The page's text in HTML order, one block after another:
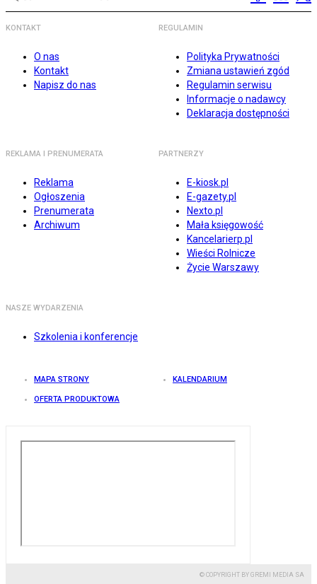
KONTAKT
O nas
Kontakt
Napisz do nas
REGULAMIN
Polityka Prywatności
Zmiana ustawień zgód
Regulamin serwisu
Informacje o nadawcy
Deklaracja dostępności
REKLAMA I PRENUMERATA
Reklama
Ogłoszenia
Prenumerata
Archiwum
PARTNERZY
E-kiosk.pl
E-gazety.pl
Nexto.pl
Mała księgowość
Kancelarierp.pl
Wieści Rolnicze
Życie Warszawy
NASZE WYDARZENIA
Szkolenia i konferencje
MAPA STRONY KALENDARIUM
OFERTA PRODUKTOWA
© COPYRIGHT BY GREMI MEDIA SA